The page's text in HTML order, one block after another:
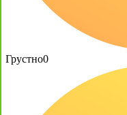
Грустно0